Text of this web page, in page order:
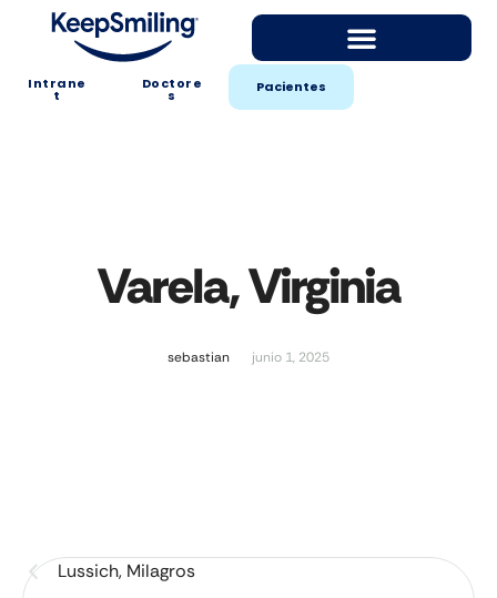
Intrane
t
Doctore
s Pacientes
Varela, Virginia
sebastian junio 1, 2025
Lussich, Milagros